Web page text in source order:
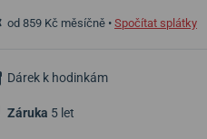
od 859 Kč měsíčně • Spočítat splátky
Dárek k hodinkám
Záruka 5 let